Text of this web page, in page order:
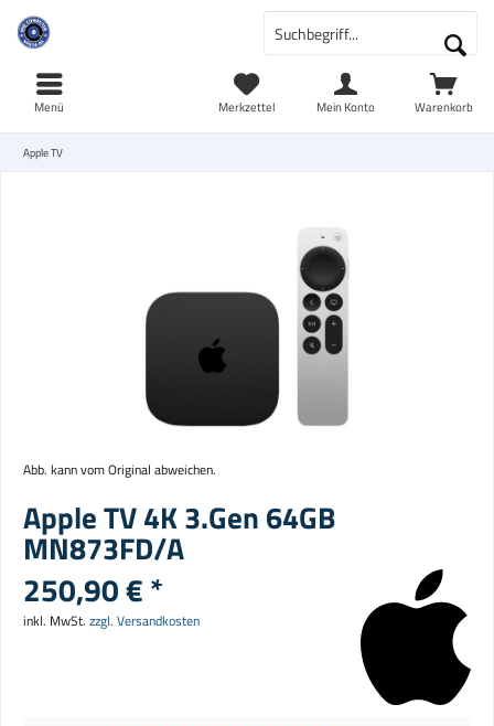
Warenkorb
Merkzettel Mein Konto
Menü
Apple TV
Abb. kann vom Original abweichen.
Apple TV 4K 3.Gen 64GB
MN873FD/A
250,90 € *
inkl. MwSt. zzgl. Versandkosten